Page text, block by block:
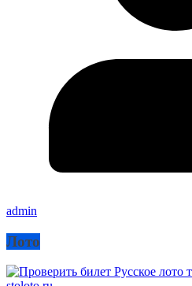
admin
Лото